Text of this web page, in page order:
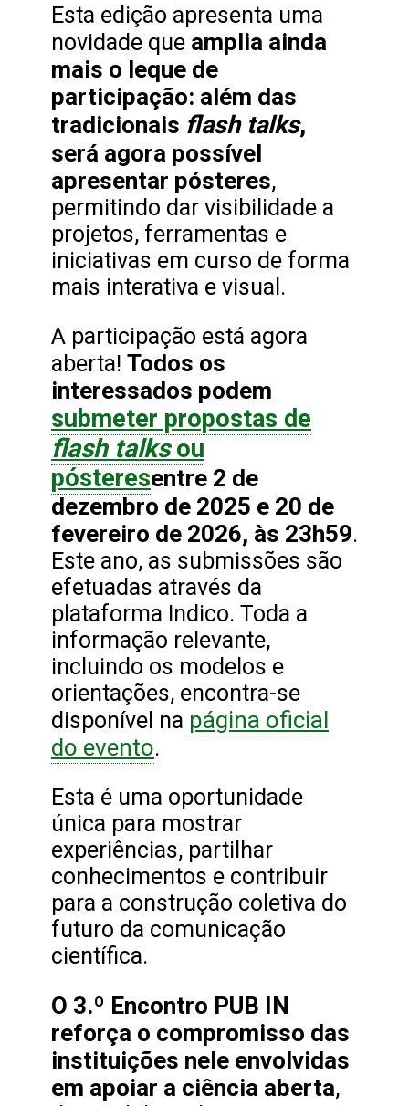
Esta edição apresenta uma
novidade que amplia ainda
mais o leque de
participação: além das
tradicionais flash talks,
será agora possível
apresentar pósteres,
permitindo dar visibilidade a
projetos, ferramentas e
iniciativas em curso de forma
mais interativa e visual.
A participação está agora
aberta! Todos os
interessados podem
submeter propostas de
flash talksou
pósteresentre 2 de
dezembro de 2025 e 20 de
fevereiro de 2026, às 23h59.
Este ano, as submissões são
efetuadas através da
plataforma Indico. Toda a
informação relevante,
incluindo os modelos e
orientações, encontra-se
disponível na página oficial
do evento.
Esta é uma oportunidade
única para mostrar
experiências, partilhar
conhecimentos e contribuir
para a construção coletiva do
futuro da comunicação
científica.
O 3.º Encontro PUB IN
reforça o compromisso das
instituições nele envolvidas
em apoiar a ciência aberta,